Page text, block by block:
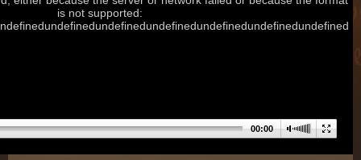
פינת הלכה
תפארת
00:00
is not supported: